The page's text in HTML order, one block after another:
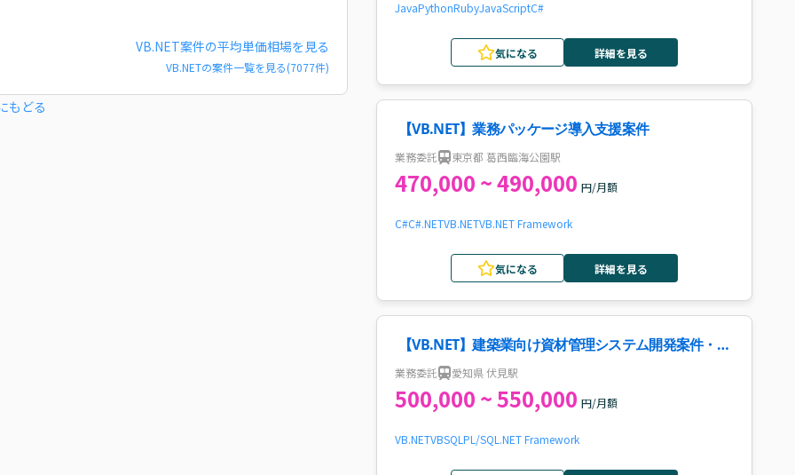
VB.NET案件の平均単価相場を見る
VB.NETの案件一覧を見る(7077件)
もどる
JavaPythonRubyJavaScriptC#
気になる 詳細を見る
【VB.NET】業務パッケージ導入支援案件
業務委託 東京都 葛西臨海公園駅
470,000 ~ 490,000 円/月額
C#C#.NETVB.NETVB.NET Framework
気になる 詳細を見る
【VB.NET】建築業向け資材管理システム開発案件・求
人
業務委託 愛知県 伏見駅
500,000 ~ 550,000 円/月額
VB.NETVBSQL PL/SQL .NET Framework